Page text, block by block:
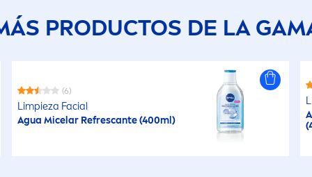
PRODUCTOS DE LA
(6)
Limpieza Facial
Agua Micelar Refrescante (400ml)